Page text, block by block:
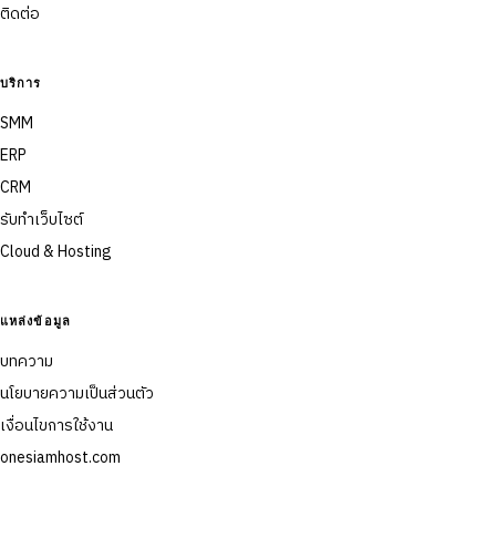
ติดต่อ
บริการ
SMM
ERP
CRM
รับทำเว็บไซต์
Cloud & Hosting
แหล่งข้อมูล
บทความ
นโยบายความเป็นส่วนตัว
เงื่อนไขการใช้งาน
onesiamhost.com